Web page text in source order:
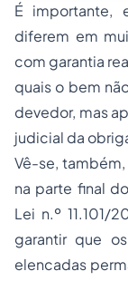
É importante,
diferem em
com garantia
quais o bem
devedor, mas
judicial da
Vê-se,
na parte final
Lei n.º
garantir que
elencadas